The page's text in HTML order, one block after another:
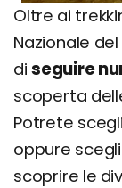
Oltre ai
Nazionale
di seguire
scoperta
Potrete
oppure
scoprire le